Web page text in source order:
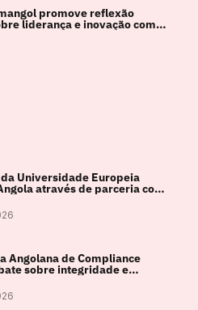
promove reflexão
liderança e inovação com
Nadim Habib
Universidade Europeia
através de parceria com
Angolana de Compliance
sobre integridade e
económico